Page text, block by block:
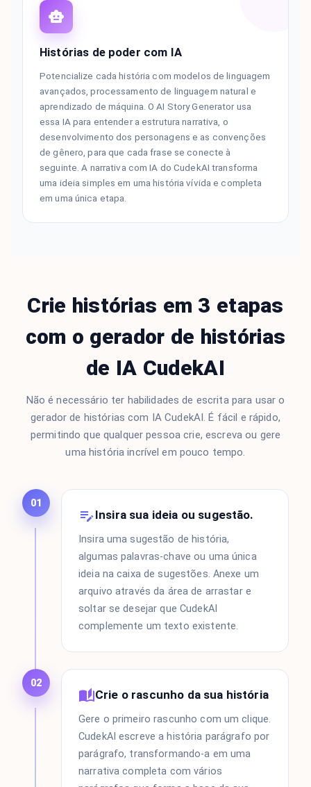
Histórias de poder com IA
Potencialize cada história com modelos de linguagem
avançados, processamento de linguagem natural e
aprendizado de máquina. O AI Story Generator usa
essa IA para entender a estrutura narrativa, o
desenvolvimento dos personagens e as convenções
de gênero, para que cada frase se conecte à
seguinte. A narrativa com IA do CudekAI transforma
uma ideia simples em uma história vívida e completa
em uma única etapa.
Crie histórias em 3 etapas
com o gerador de histórias
de IA CudekAI
Não é necessário ter habilidades de escrita para usar o
gerador de histórias com IA CudekAI. É fácil e rápido,
permitindo que qualquer pessoa crie, escreva ou gere
uma história incrível em pouco tempo.
01
Insira sua ideia ou sugestão.
Insira uma sugestão de história,
algumas palavras-chave ou uma única
ideia na caixa de sugestões. Anexe um
arquivo através da área de arrastar e
soltar se desejar que CudekAI
complemente um texto existente.
02
Crie o rascunho da sua história
Gere o primeiro rascunho com um clique.
CudekAI escreve a história parágrafo por
parágrafo, transformando-a em uma
narrativa completa com vários